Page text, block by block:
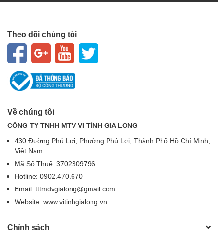
Theo dõi chúng tôi
Về chúng tôi
CÔNG TY TNHH MTV VI TÍNH GIA LONG
430 Đường Phú Lợi, Phường Phú Lợi, Thành Phố Hồ Chí Minh,
Việt Nam.
Mã Số Thuế: 3702309796
Hotline: 0902.470.670
Email: tttmdvgialong@gmail.com
Website: www.vitinhgialong.vn
Chính sách